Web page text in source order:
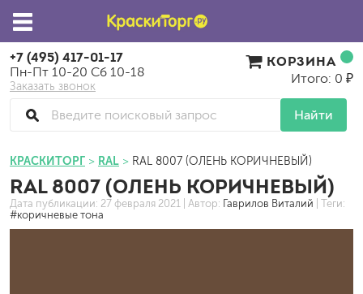
+7 (495) 417-01-17
Пн-Пт 10-20 Сб 10-18
Заказать звонок
Найти
КОРЗИНА
Итого: 0 ₽
КРАСКИТОРГ RAL RAL 8007 (ОЛЕНЬ КОРИЧНЕВЫЙ)
RAL 8007 (ОЛЕНЬ КОРИЧНЕВЫЙ)
Дата публикации: 27 февраля 2021 | Автор: Гаврилов Виталий | Теги:
#коричневые тона